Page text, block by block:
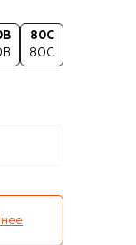
80C
80C